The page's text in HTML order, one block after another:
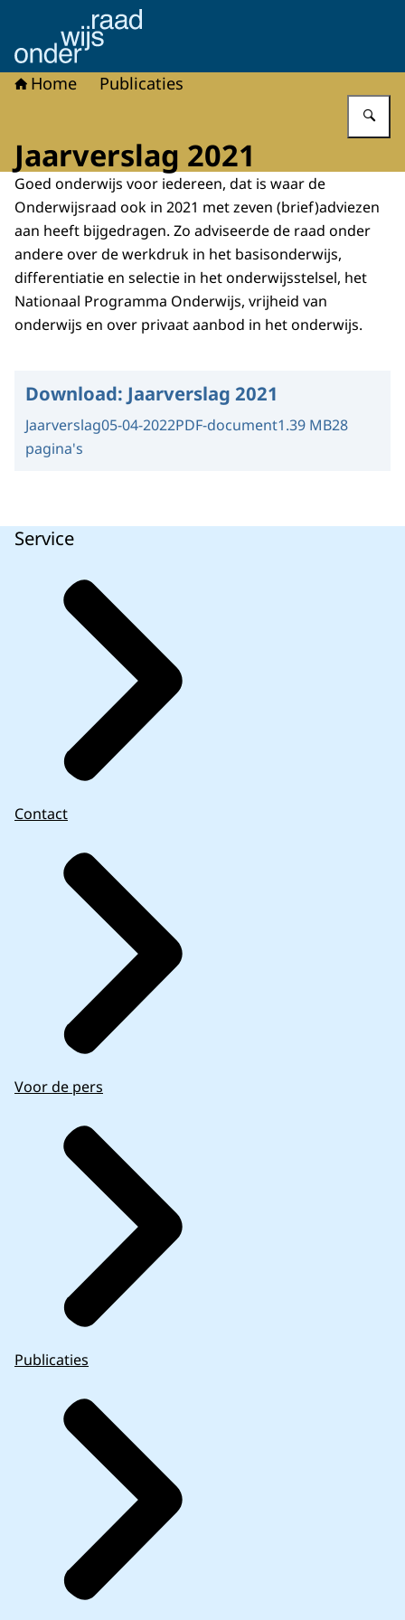
Naar de homepage van Onderwijsraad
Home Publicaties
Jaarverslag 2021
Goed onderwijs voor iedereen, dat is waar de
Onderwijsraad ook in 2021 met zeven (brief)adviezen
aan heeft bijgedragen. Zo adviseerde de raad onder
andere over de werkdruk in het basisonderwijs,
differentiatie en selectie in het onderwijsstelsel, het
Nationaal Programma Onderwijs, vrijheid van
onderwijs en over privaat aanbod in het onderwijs.
Download: Jaarverslag 2021
Jaarverslag05-04-2022PDF-document1.39 MB28
pagina's
Service
Contact
Voor de pers
Publicaties